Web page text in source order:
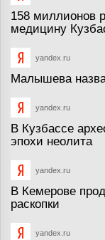
158 миллионов
медицину
yandex.ru
Малышева
yandex.ru
В Кузбассе
эпохи неолита
yandex.ru
В Кемерове
раскопки
yandex.ru